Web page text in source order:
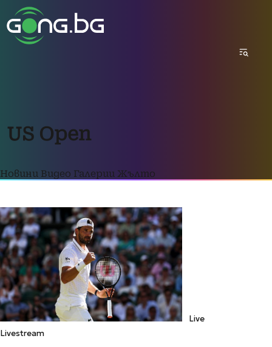
US Open
Новини Видео Галерии Жълто
Live
Livestream